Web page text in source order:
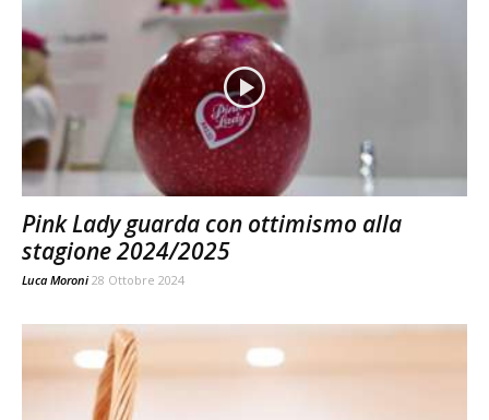
Pink Lady guarda con ottimismo alla
stagione 2024/2025
Luca Moroni 28 Ottobre 2024